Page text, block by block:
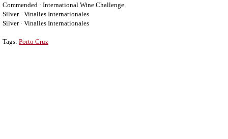
Commended · International Wine Challenge
Silver · Vinalies Internationales
Silver · Vinalies Internationales
Tags: Porto Cruz